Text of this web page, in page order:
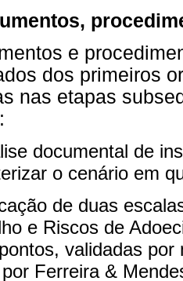
e
dos primeiros
nas etapas
documental de
o cenário em
de duas
e Riscos de
validadas
Ferreira &